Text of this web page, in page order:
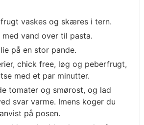
vaskes og skæres i tern.
vand over til pasta.
på en stor pande.
chick free, løg og peberfrugt,
med et par minutter.
tomater og smørost, og lad
svar varme. Imens koger du
på posen.